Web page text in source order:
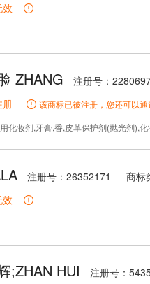
效
ZHANG
注册号：
册 该商标已被注册，您还可以
化妆剂,牙膏,香,皮革保护剂(抛光剂),
注册号：26352171
商标
效
;ZHAN HUI
注册号：